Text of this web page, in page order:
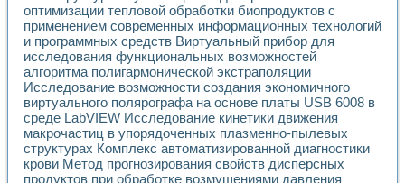
Лабораторные практикумы по информационно-
Виртуальный измеритель частотных характеристик на
Лабораторный практикум по основам теории Коммутации
Разработка виртуальной лабораторной работы
Виртуальные практикумы по электротехнике в среде
Из опыта внедрения в рамках национального проекта
Исследование эффективности решателей
Опыт разработки LabVIEW лабораторных практикумов
Проблемы повышения качества образования и
Развитие LabVIEW лабораторного практикума по
оптимизации тепловой обработки биопродуктов с
применением современных информационных технологий
и программных средств Виртуальный прибор для
исследования функциональных возможностей
алгоритма полигармонической экстраполяции
Исследование возможности создания экономичного
виртуального полярографа на основе платы USB 6008 в
среде LabVIEW Исследование кинетики движения
макрочастиц в упорядоченных плазменно-пылевых
структурах Комплекс автоматизированной диагностики
крови Метод прогнозирования свойств дисперсных
продуктов при обработке возмущениями давления